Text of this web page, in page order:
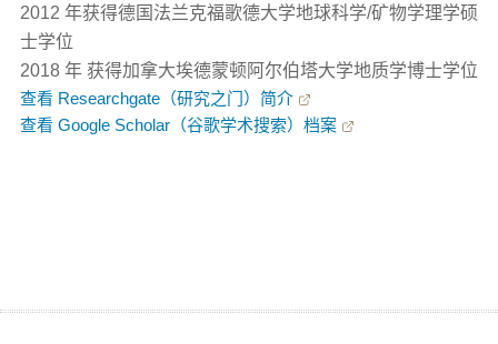
2012 年获得德国法兰克福歌德大学地球科学/矿物学理学硕
士学位
2018 年 获得加拿大埃德蒙顿阿尔伯塔大学地质学博士学位
查看 Researchgate（研究之门）简介
查看 Google Scholar（谷歌学术搜索）档案